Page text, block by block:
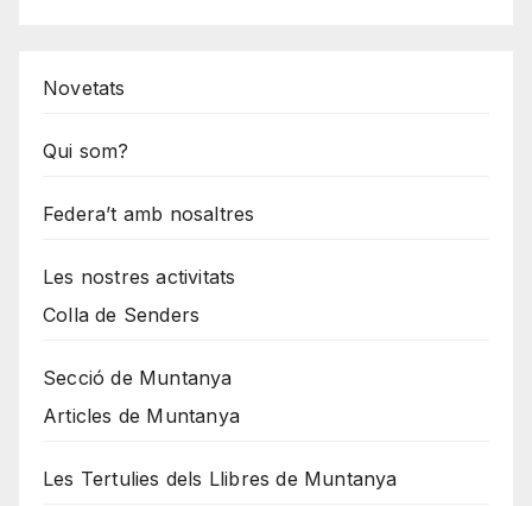
Novetats
Qui som?
Federa’t amb nosaltres
Les nostres activitats
Colla de Senders
Secció de Muntanya
Articles de Muntanya
Les Tertulies dels Llibres de Muntanya